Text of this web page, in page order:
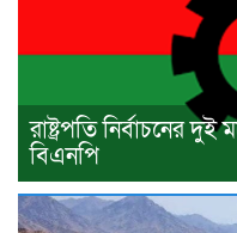
রাষ্ট্রপতি নির্বাচনের
বিএনপি